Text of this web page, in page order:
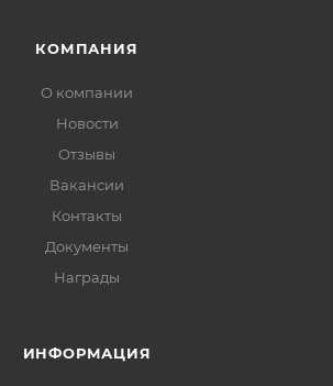
КОМПАНИЯ
О компании
Новости
Отзывы
Вакансии
Контакты
Документы
Награды
ИНФОРМАЦИЯ